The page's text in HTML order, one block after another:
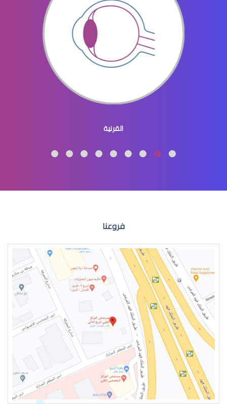
افضل دكتور عيون في النسيم
طبيب عيون اطفال
طبيب عيون اطفال في الرياض
دكتور عيون
القرنية
فروعنا